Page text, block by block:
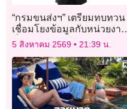
“กรมขนส่งฯ” เตรียมทบทวน
เชื่อมโยงข้อมูลกับหน่วยงาน
ที่ขอข้อมูลไปใช้ ยกระดับ
5 สิงหาคม 2569 21:39 น.